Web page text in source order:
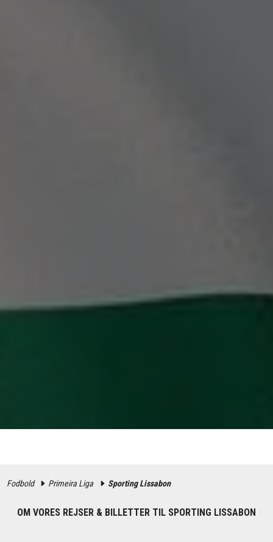
Fodbold Primeira Liga Sporting Lissabon
OM VORES REJSER & BILLETTER TIL SPORTING LISSABON